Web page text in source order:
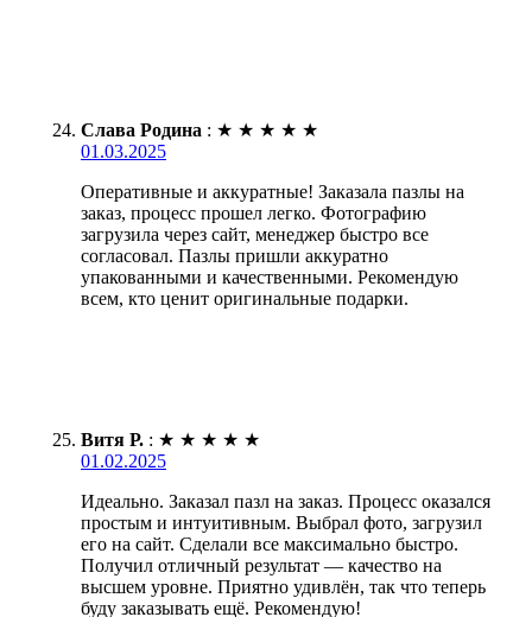
Слава Родина : ★ ★ ★ ★ ★
01.03.2025
Оперативные и аккуратные! Заказала пазлы на
заказ, процесс прошел легко. Фотографию
загрузила через сайт, менеджер быстро все
согласовал. Пазлы пришли аккуратно
упакованными и качественными. Рекомендую
всем, кто ценит оригинальные подарки.
Витя Р. : ★ ★ ★ ★ ★
01.02.2025
Идеально. Заказал пазл на заказ. Процесс оказался
простым и интуитивным. Выбрал фото, загрузил
его на сайт. Сделали все максимально быстро.
Получил отличный результат — качество на
высшем уровне. Приятно удивлён, так что теперь
буду заказывать ещё. Рекомендую!